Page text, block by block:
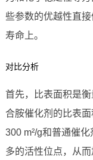
些参数的优越性直
寿命上。
对比分析
首先，比表面积是
合胺催化剂的比表
300 m²/g和普通催
多的活性位点，从而